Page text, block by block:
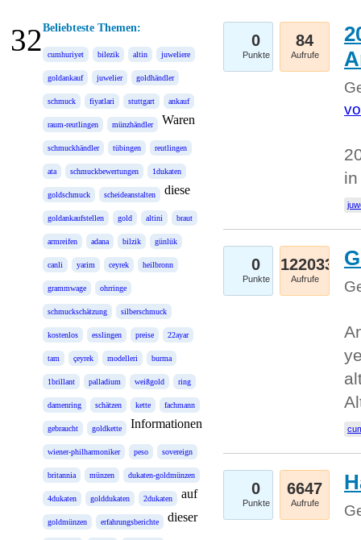
Beliebteste Themen:
cumhuriyet bilezik altin juweliere
goldankauf juwelier goldhändler
schmuck fiyatlari stuttgart ankauf
raum-reutlingen münzhändler
schmuckhändler tübingen reutlingen
ata schmuckbewertungen 1dukaten
goldschmuck scheideanstalten
goldankaufstellen gold altini braut
armreifen adana bilzik günlük
canli yarim ceyrek heilbronn
grammwage ohrringe
schmuckschätzung silberschmuck
kostenlos esslingen preise 22ayar
tam çeyrek modelleri burma
1brillant palladium weißgold ring
damenring schätzen kette fachmann
gebraucht goldkette
wiener-philharmoniker peso sovereign
britannia münzen dukaten-goldmünzen
4dukaten golddukaten 2dukaten
goldmünzen erfahrungsberichte
Waren
diese
Informationen
auf
dieser
0
Punkte
84
Aufrufe
0
Punkte
122033
Aufrufe
0
Punkte
6647
Aufrufe
32